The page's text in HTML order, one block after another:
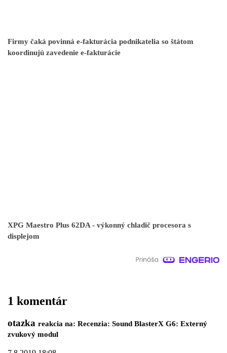
Firmy čaká povinná e-fakturácia podnikatelia so štátom
koordinujú zavedenie e-fakturácie
XPG Maestro Plus 62DA - výkonný chladič procesora s
displejom
1 komentár
otazka reakcia na: Recenzia: Sound BlasterX G6: Externý
zvukový modul